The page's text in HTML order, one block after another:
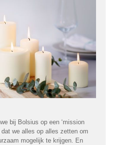
bij Bolsius op een ‘mission
dat we alles op alles zetten om
mogelijk te krijgen. En